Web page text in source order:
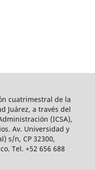
cuatrimestral de la
Juárez, a través del
(ICSA),
Av. Universidad y
s/n, CP 32300,
Tel. +52 656 688